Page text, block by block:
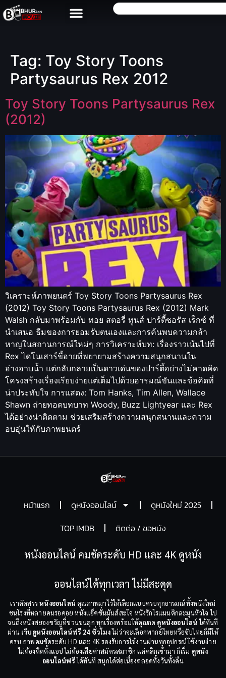
Tag: Toy Story Toons
Partysaurus Rex 2012
Toy Story Toons Partysaurus Rex
(2012)
วิเคราะห์ภาพยนตร์ Toy Story Toons Partysaurus Rex
(2012) Toy Story Toons Partysaurus Rex (2012) Mark
Walsh กลับมาพร้อมกับ ทอย สตอรี่ ทูนส์ ปาร์ตี้ซอรัส เร็กซ์ ที่
นำเสนอ ธีมของการยอมรับตนเองและการค้นพบความกล้า
หาญในสถานการณ์ใหม่ๆ การวิเคราะห์บท: เรื่องราวเน้นไปที่
Rex ไดโนเสาร์ขี้อายที่พยายามสร้างความสนุกสนานใน
อ่างอาบน้ำ แต่กลับกลายเป็นดาวเด่นของปาร์ตี้อย่างไม่คาดคิด
โครงสร้างเรื่องเรียบง่ายแต่เต็มไปด้วยอารมณ์ขันและข้อคิดที่
น่าประทับใจ การแสดง: Tom Hanks, Tim Allen, Wallace
Shawn ถ่ายทอดบทบาท Woody, Buzz Lightyear และ Rex
ได้อย่างน่าติดตาม ช่วยเสริมสร้างความสนุกสนานและความ
อบอุ่นให้กับภาพยนตร์
หน้าแรก ดูหนังออนไลน์
ดูหนังใหม่ 2025
TOP IMDB
ติดต่อ / ขอหนัง
หนังออนไลน์ คมชัดระดับ HD และ 4K ดูหนัง
ออนไลน์ได้ทุกเวลา ไม่มีสะดุด
เราคัดสรรหนังออนไลน์ คุณภาพมาไว้ให้เลือกแบบครบทุกอารมณ์ ทั้งหนังใหม่
ชนโรงที่หลายคนรอคอย หนังแอ็คชั่นมันส์สะใจ หนังรักโรแมนติกละมุนหัวใจ ไป
จนถึงหนังสยองขวัญที่ชวนขนลุก ทุกเรื่องพร้อมให้คุณกด ดูหนังออนไลน์ ได้ทันที
ผ่าน เว็บดูหนังออนไลน์ฟรี 24 ชั่วโมงไม่ว่าจะเลือกพากย์ไทยหรือซับไทยก็มีให้
ครบ ภาพคมชัดระดับ HD และ 4K รองรับการใช้งานผ่านทุกอุปกรณ์ ใช้งานง่าย
ไม่ต้องติดตั้งแอป ไม่ต้องเสียค่าสมัครสมาชิก แค่คลิกเข้ามา ก็เริ่ม ดูหนัง
ออนไลน์ฟรีได้ทันที สนุกได้ต่อเนื่องตลอดทั้งวันทั้งคืน